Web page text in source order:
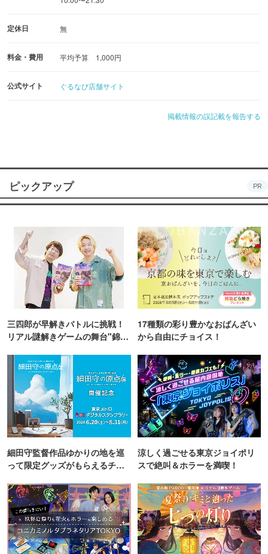
定休日 無
料金・費用 平均予算 1,000円
公式サイト ぐるなび店舗サイト
掲載情報の誤記載を報告する
ピックアップ PR
三四郎が早解きバトルに挑戦！
リアル謎解きゲームの舞台"錦糸
17種類の彩り豊かなおばんざい
から自由にチョイス！
細田守監督作品ゆかりの地を巡
って限定グッズがもらえるチャ
涼しく過ごせる東京ジョイポリ
スで絶叫＆ホラーを満喫！